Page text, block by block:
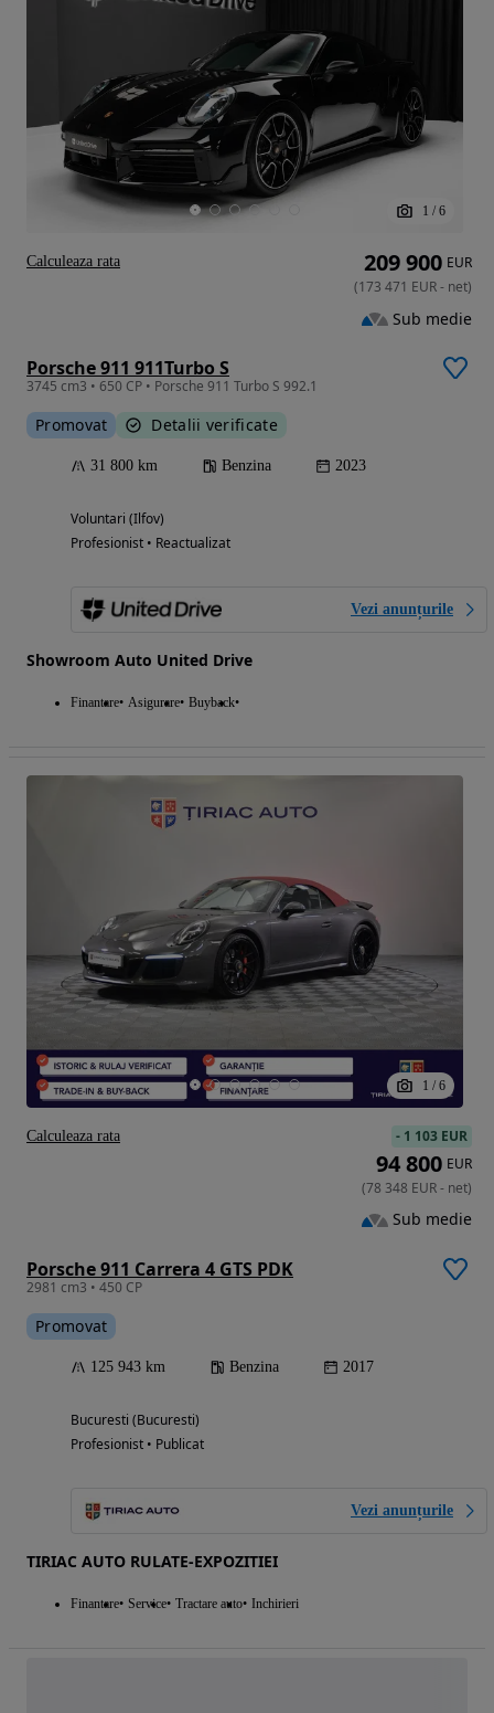
1 / 6
Porsche 911 911Turbo S
3745 cm3 • 650 CP • Porsche 911 Turbo S 992.1
Promovat Detalii verificate
31 800 km Benzina 2023
Voluntari (Ilfov)
Profesionist • Reactualizat
Vezi anunțurile
Showroom Auto United Drive
Finantare Asigurare Buyback
209 900 EUR
(173 471 EUR- net)
Sub medie
Calculeaza rata
1 / 6
Porsche 911 Carrera 4 GTS PDK
2981 cm3 • 450 CP
Promovat
125 943 km Benzina 2017
Bucuresti (Bucuresti)
Profesionist • Publicat
Vezi anunțurile
TIRIAC AUTO RULATE-EXPOZITIEI
Finantare Service Tractare auto Inchirieri
- 1 103 EUR
94 800 EUR
(78 348 EUR- net)
Sub medie
Calculeaza rata